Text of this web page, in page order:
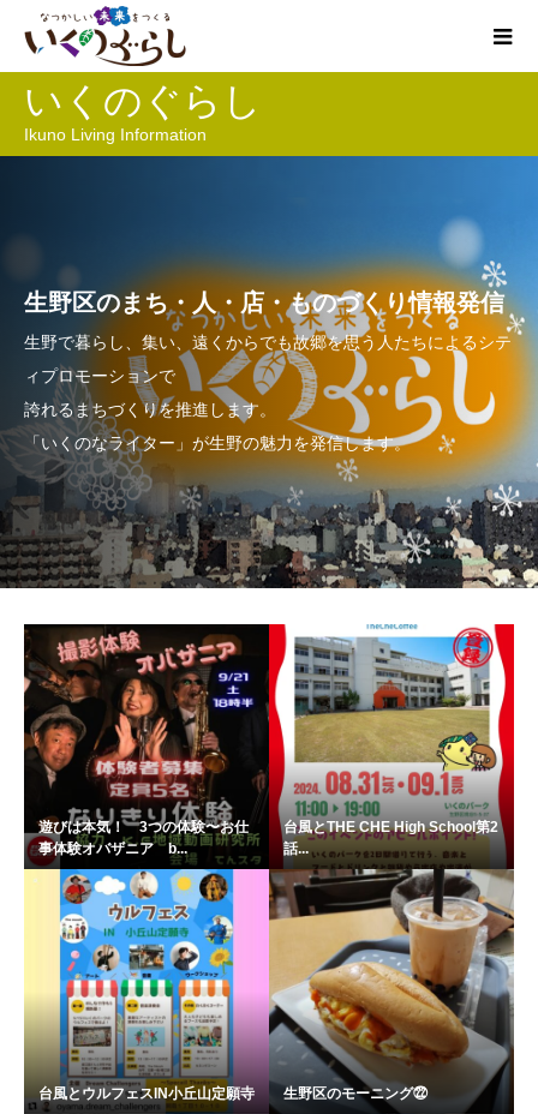
いくのぐらし
Ikuno Living Information
生野区のまち・人・店・ものづくり情報発信
生野で暮らし、集い、遠くからでも故郷を思う人たちによるシテ
ィプロモーションで
誇れるまちづくりを推進します。
「いくのなライター」が生野の魅力を発信します。
遊びは本気！ 3つの体験〜お仕
事体験オバザニア b...
台風とTHE CHE High School第2
話...
台風とウルフェスIN小丘山定願寺 生野区のモーニング㉒